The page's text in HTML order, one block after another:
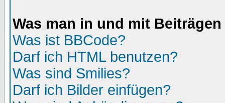
Was man in und mit
Was ist BBCode?
Darf ich HTML benutzen?
Was sind Smilies?
Darf ich Bilder einfügen?